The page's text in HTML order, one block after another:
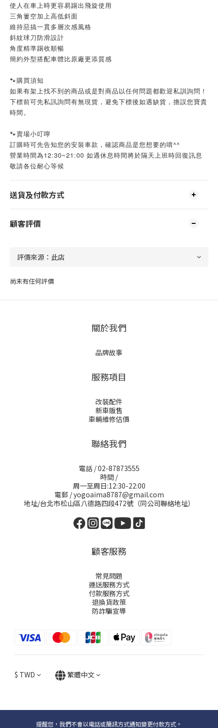
使人在車上時更容易踢出飛旋使用
三角簍空加上高低斜面
維持惡搞一貫多層次感風格
斜紋球刀防滑設計
角度精準踢收順暢
簡約外型搭配車體比原廠更添質感
🐾購買須知
如果有架上找不到的商品或是對商品以任何問題都歡迎私訓詢問！
下標前可先私訊詢問有無現貨，避免下標後如遇缺貨，擔誤您寶貴
時間。
🐾賣場小叮嚀
訂購時可先告知您的安裝車款，確認商品是您想要的唷^^
營業時間為12:30~21:00 如遇休息時間將於隔天上班時回復訊息
敬請各位耐心等候
送貨及付款方式
顧客評價
尚未有任何評價
關於我們
品牌故事
服務項目
改裝配件
新車販售
車輛維修估價
聯絡我們
電話 / 02-87873555
時間 /
周一至周日:12:30-22:00
電郵 / yogoaima8787@gmail.com
地址/台北市松山區八德路四段472號（同公司聯絡地址）
顧客服務
常見問題
運送服務方式
付款服務方式
退換貨政策
防詐騙宣導
$ TWD 繁體中文
提醒您，我們不會以電話或簡訊方式通知變更付款方式。